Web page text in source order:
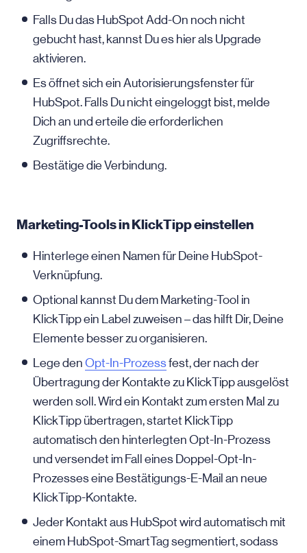
Falls Du das HubSpot Add-On noch nicht
gebucht hast, kannst Du es hier als Upgrade
aktivieren.
Es öffnet sich ein Autorisierungsfenster für
HubSpot. Falls Du nicht eingeloggt bist, melde
Dich an und erteile die erforderlichen
Zugriffsrechte.
Bestätige die Verbindung.
Marketing-Tools in KlickTipp einstellen
Hinterlege einen Namen für Deine HubSpot-
Verknüpfung.
Optional kannst Du dem Marketing-Tool in
KlickTipp ein Label zuweisen – das hilft Dir, Deine
Elemente besser zu organisieren.
Lege den Opt-In-Prozessfest, der nach der
Übertragung der Kontakte zu KlickTipp ausgelöst
werden soll. Wird ein Kontakt zum ersten Mal zu
KlickTipp übertragen, startet KlickTipp
automatisch den hinterlegten Opt-In-Prozess
und versendet im Fall eines Doppel-Opt-In-
Prozesses eine Bestätigungs-E-Mail an neue
KlickTipp-Kontakte.
Jeder Kontakt aus HubSpot wird automatisch mit
einem HubSpot-SmartTag segmentiert, sodass